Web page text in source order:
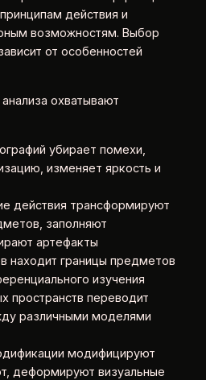
действия и
возможностям. Выбор
от особенностей
охватывают
убирает помехи,
изменяет яркость и
действия трансформируют
заполняют
артефакты
находит границы предметов
изучения
пространств переводит
различными моделями
модифицируют
деформируют визуальные